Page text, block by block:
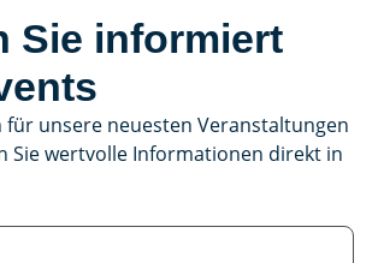
Sie informiert
für unsere neuesten Veranstaltungen
Sie wertvolle Informationen direkt in